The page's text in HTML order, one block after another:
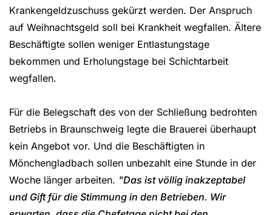
Krankengeldzuschuss gekürzt werden. Der Anspruch
auf Weihnachtsgeld soll bei Krankheit wegfallen. Ältere
Beschäftigte sollen weniger Entlastungstage
bekommen und Erholungstage bei Schichtarbeit
wegfallen.
Für die Belegschaft des von der Schließung bedrohten
Betriebs in Braunschweig legte die Brauerei überhaupt
kein Angebot vor. Und die Beschäftigten in
Mönchengladbach sollen unbezahlt eine Stunde in der
Woche länger arbeiten. "Das ist völlig inakzeptabel
und Gift für die Stimmung in den Betrieben. Wir